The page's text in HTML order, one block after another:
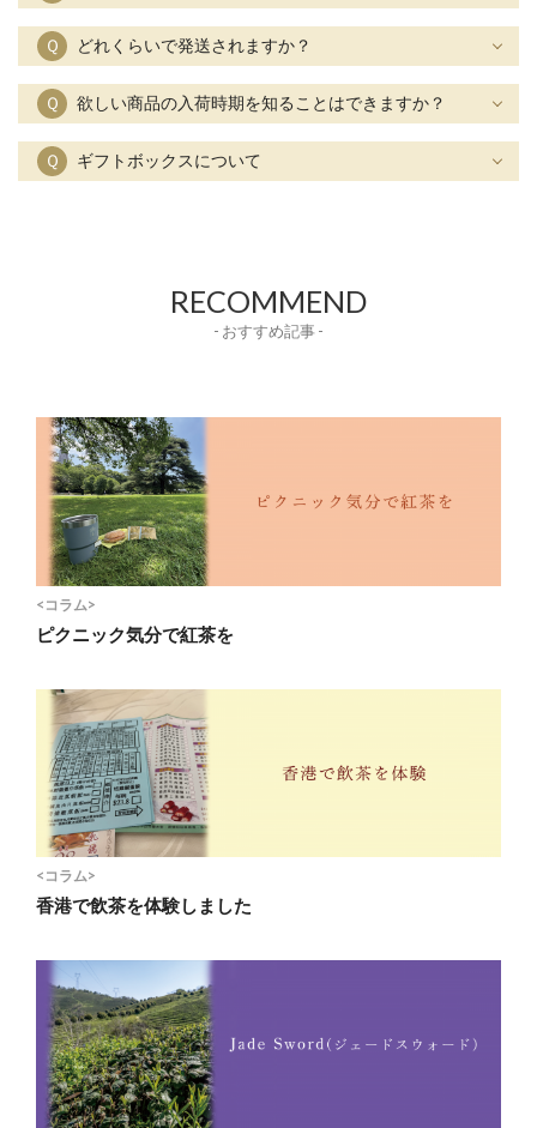
Ｑ どれくらいで発送されますか？
Ｑ 欲しい商品の入荷時期を知ることはできますか？
Ｑ ギフトボックスについて
RECOMMEND
- おすすめ記事 -
<コラム>
ピクニック気分で紅茶を
<コラム>
香港で飲茶を体験しました